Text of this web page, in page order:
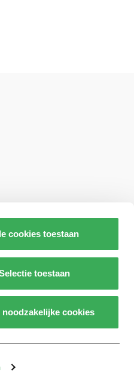
cookies toestaan
toestaan
noodzakelijke cookies
door: